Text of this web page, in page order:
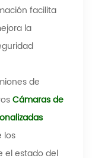
facilita
la
de
Cámaras de
los
el estado del